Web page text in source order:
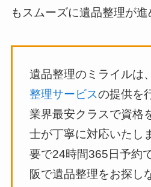
もスムーズに遺品整理が進
遺品整理のミライルは、
整理サービスの提供を
業界最安クラスで資格
士が丁寧に対応いたし
要で24時間365日予約
阪で遺品整理をお探し